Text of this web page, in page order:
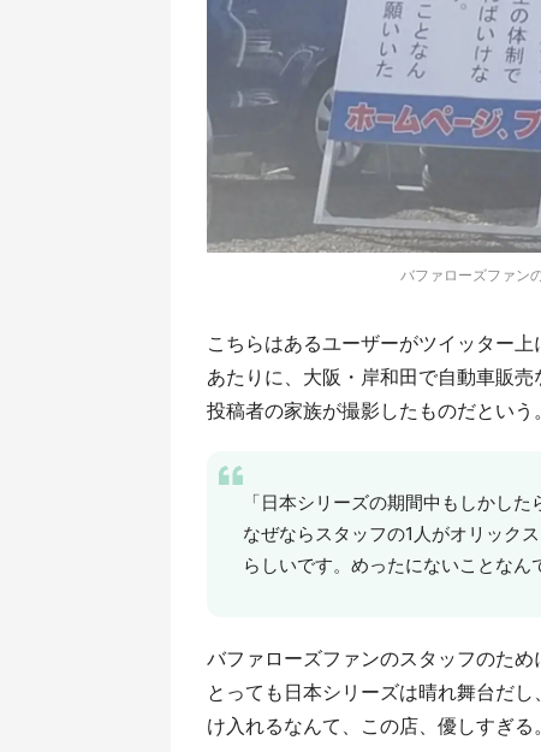
バファローズファン
こちらはあるユーザーがツイッター
あたりに、大阪・岸和田で自動車販
投稿者の家族が撮影したものだという
「日本シリーズの期間中もしかし
なぜならスタッフの1人がオリック
らしいです。めったにないことなん
バファローズファンのスタッフのた
とっても日本シリーズは晴れ舞台だ
け入れるなんて、この店、優しすぎる。